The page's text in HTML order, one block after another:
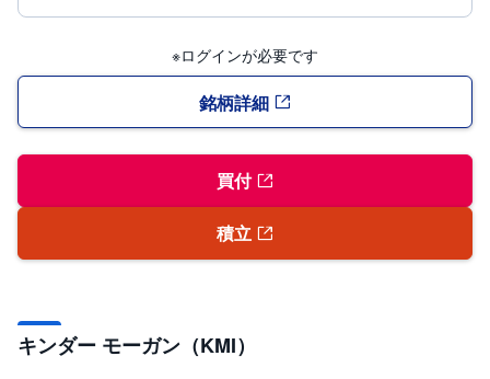
※ログインが必要です
銘柄詳細
買付
積立
キンダー モーガン（KMI）